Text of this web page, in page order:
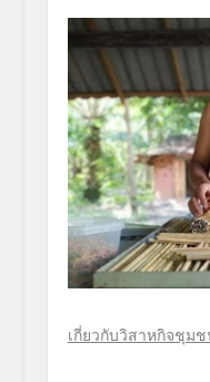
เกี่ยวกับวิสาหกิจชุม